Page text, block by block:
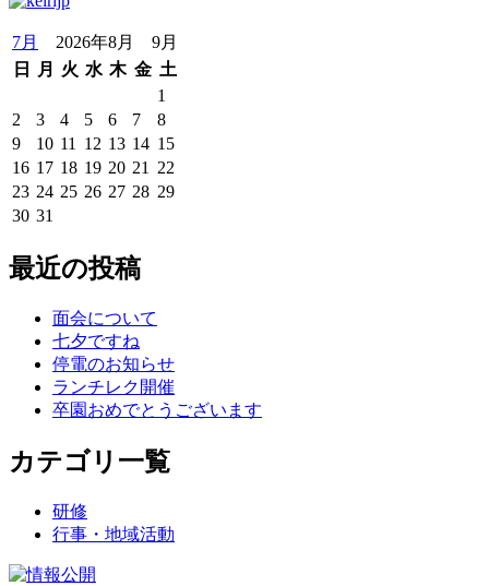
7月
2026年8月 9月
日
月 火 水 木 金 土
1
2
3 4 5 6 7
8
9
10 11 12 13 14 15
16 17 18 19 20 21 22
23 24 25 26 27 28 29
30 31
最近の投稿
面会について
七夕ですね
停電のお知らせ
ランチレク開催
卒園おめでとうございます
カテゴリ一覧
研修
行事・地域活動